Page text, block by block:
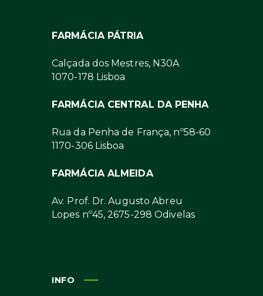
FARMÁCIA PÁTRIA
Calçada dos Mestres, N30A
1070-178 Lisboa
FARMÁCIA CENTRAL DA PENHA
Rua da Penha de França, nº58-60
1170-306 Lisboa
FARMÁCIA ALMEIDA
Av. Prof. Dr. Augusto Abreu
Lopes nº45, 2675-298 Odivelas
INFO